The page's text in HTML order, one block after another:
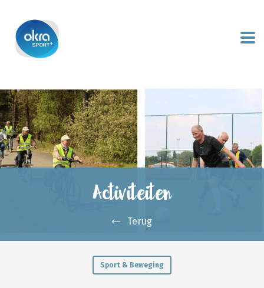
Activiteiten
Terug
Sport & Beweging